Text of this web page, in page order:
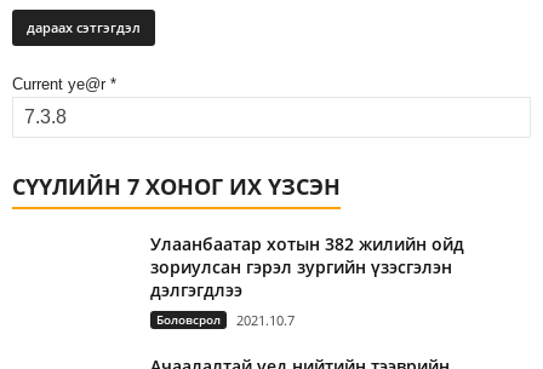
Current ye@r *
СҮҮЛИЙН 7 ХОНОГ ИХ ҮЗСЭН
Улаанбаатар хотын 382 жилийн ойд
зориулсан гэрэл зургийн үзэсгэлэн
дэлгэгдлээ
Боловсрол 2021.10.7